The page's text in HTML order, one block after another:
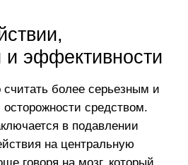
и эффективности
более серьезным и
средством.
в подавлении
на центральную